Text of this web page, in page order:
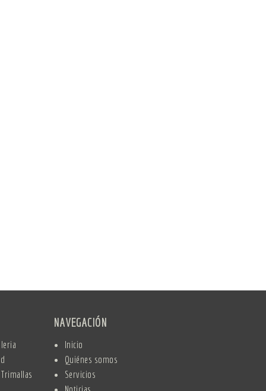
NAVEGACIÓN
Inicio
Quiénes somos
Servicios